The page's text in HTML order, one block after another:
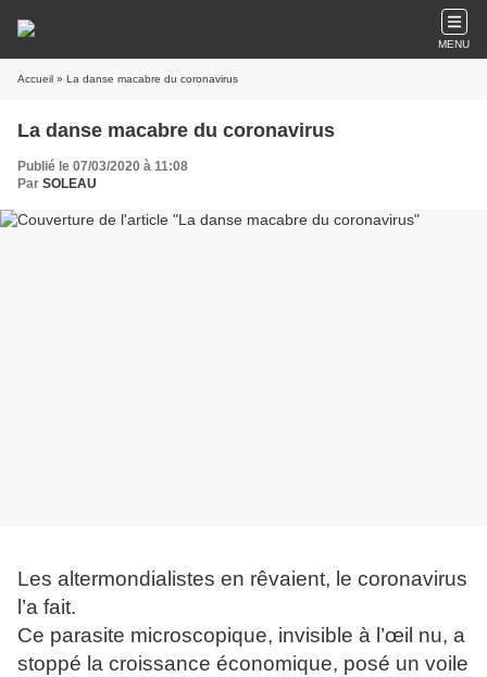
MENU
Accueil » La danse macabre du coronavirus
La danse macabre du coronavirus
Publié le 07/03/2020 à 11:08
Par SOLEAU
Les altermondialistes en rêvaient, le coronavirus
l’a fait.
Ce parasite microscopique, invisible à l’œil nu, a
stoppé la croissance économique, posé un voile